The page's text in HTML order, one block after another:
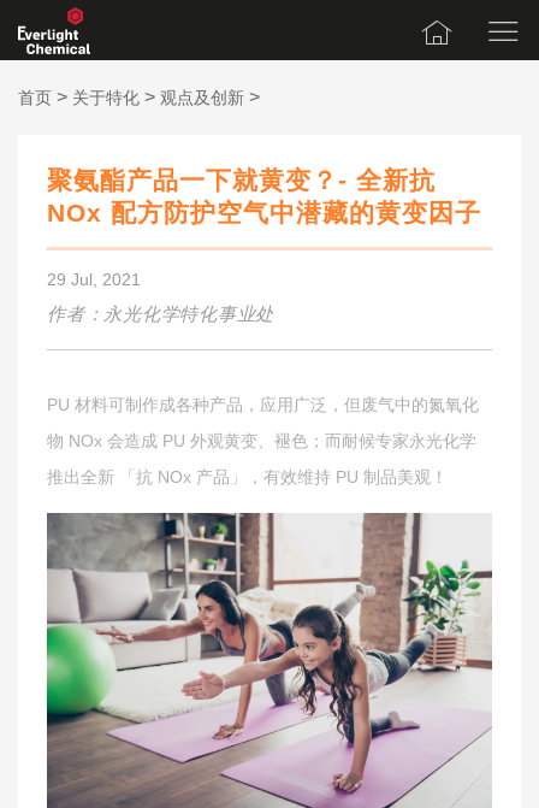
首页 > 关于特化 > 观点及创新 >
聚氨酯产品一下就黄变？- 全新抗
NOx 配方防护空气中潜藏的黄变因子
29 Jul, 2021
作者：永光化学特化事业处
PU 材料可制作成各种产品，应用广泛，但废气中的氮氧化
物 NOx 会造成 PU 外观黄变、褪色；而耐候专家永光化学
推出全新 「抗 NOx 产品」，有效维持 PU 制品美观！